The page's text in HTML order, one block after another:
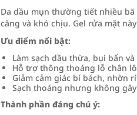
Da dầu mụn thường tiết nhiều
căng và khó chịu. Gel rửa mặt
Ưu điểm nổi bật:
Làm sạch dầu thừa, bụi bẩn
Hỗ trợ thông thoáng lỗ chân
Giảm cảm giác bí bách, nhờn
Sạch thoáng nhưng không
Thành phần đáng chú ý: